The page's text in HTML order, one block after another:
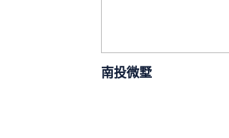
南投微墅